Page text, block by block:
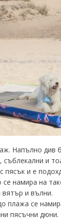
Напълно див
съблекални и
пясък и е
намира на
и вълни.
плажа се
пясъчни дюни.